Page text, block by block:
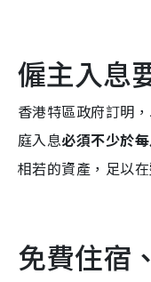
僱主入息
香港特區政府訂明
庭入息必須不少於
相若的資產，足以
免費住宿